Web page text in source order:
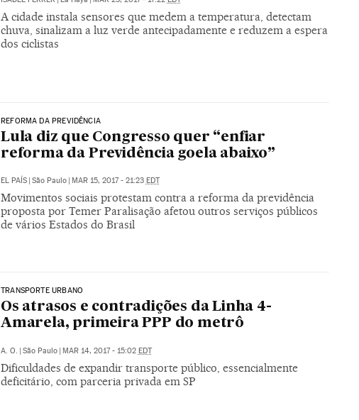
A cidade instala sensores que medem a temperatura, detectam
chuva, sinalizam a luz verde antecipadamente e reduzem a espera
dos ciclistas
REFORMA DA PREVIDÊNCIA
Lula diz que Congresso quer “enfiar
reforma da Previdência goela abaixo”
EL PAÍS São Paulo MAR 15, 2017 - 21:23 EDT
Movimentos sociais protestam contra a reforma da previdência
proposta por Temer Paralisação afetou outros serviços públicos
de vários Estados do Brasil
TRANSPORTE URBANO
Os atrasos e contradições da Linha 4-
Amarela, primeira PPP do metrô
A. O. | São Paulo | MAR 14, 2017 - 15:02 EDT
Dificuldades de expandir transporte público, essencialmente
deficitário, com parceria privada em SP